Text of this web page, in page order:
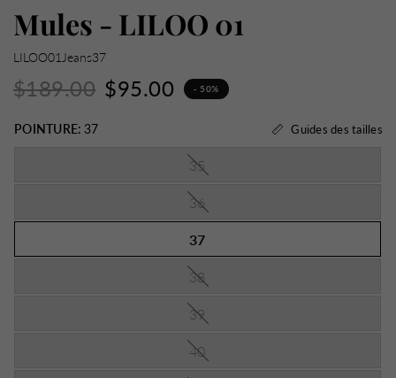
Mules - LILOO 01
LILOO01Jeans37
$189.00 $95.00 - 50%
POINTURE: 37 Guides des tailles
35
36
37
38
39
40